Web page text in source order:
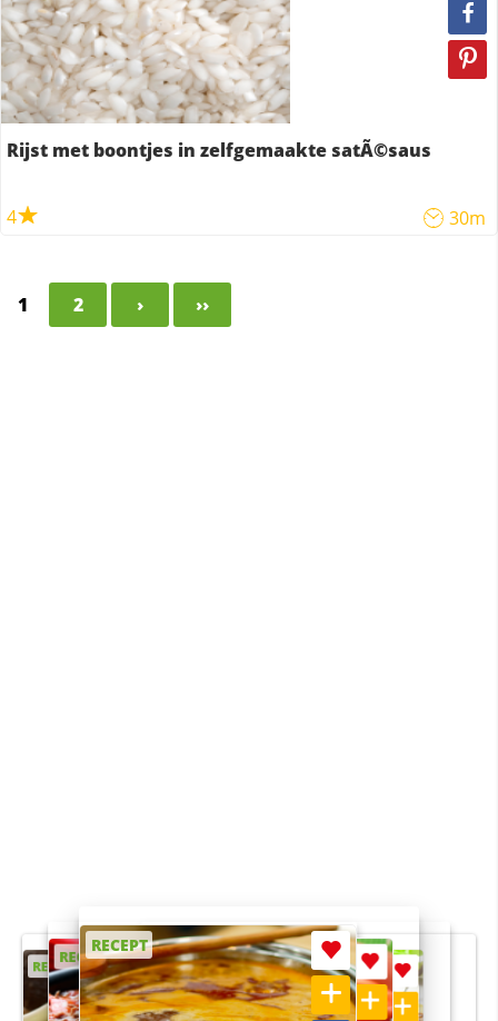
Rijst met boontjes in zelfgemaakte satÃ©saus
4 30m
1 2 › ››
RECEPT
RECEPT
RECEPT
RECEPT
RECEPT